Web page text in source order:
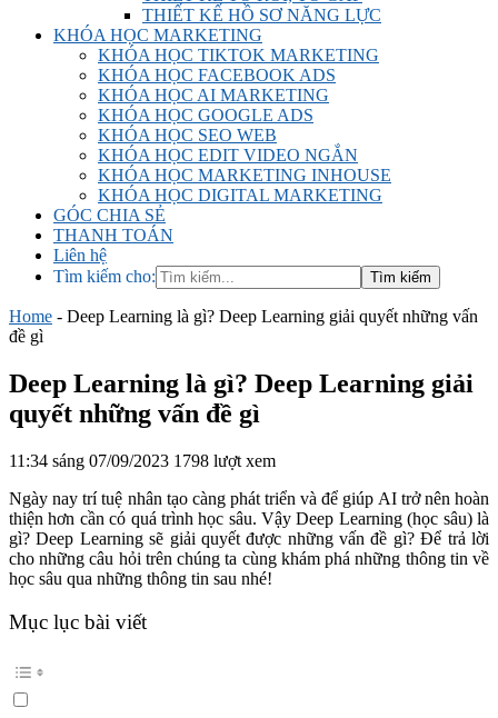
THIẾT KẾ HỒ SƠ NĂNG LỰC
KHÓA HỌC MARKETING
KHÓA HỌC TIKTOK MARKETING
KHÓA HỌC FACEBOOK ADS
KHÓA HỌC AI MARKETING
KHÓA HỌC GOOGLE ADS
KHÓA HỌC SEO WEB
KHÓA HỌC EDIT VIDEO NGẮN
KHÓA HỌC MARKETING INHOUSE
KHÓA HỌC DIGITAL MARKETING
GÓC CHIA SẺ
THANH TOÁN
Liên hệ
Tìm kiếm cho:
Home - Deep Learning là gì? Deep Learning giải quyết những vấn
đề gì
Deep Learning là gì? Deep Learning giải
quyết những vấn đề gì
11:34 sáng 07/09/2023 1798 lượt xem
Ngày nay trí tuệ nhân tạo càng phát triển và để giúp AI trở nên hoàn
thiện hơn cần có quá trình học sâu. Vậy Deep Learning (học sâu) là
gì? Deep Learning sẽ giải quyết được những vấn đề gì? Để trả lời
cho những câu hỏi trên chúng ta cùng khám phá những thông tin về
học sâu qua những thông tin sau nhé!
Mục lục bài viết